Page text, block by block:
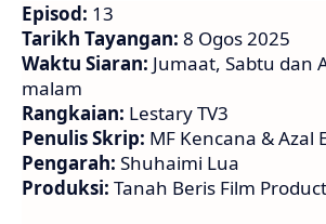
Episod: 13
Tarikh Tayangan: 8 Ogos 2025
Waktu Siaran: Jumaat, Sabtu dan
malam
Rangkaian: Lestary TV3
Penulis Skrip: MF Kencana & Azal
Pengarah: Shuhaimi Lua
Produksi: Tanah Beris Film